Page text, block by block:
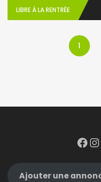
LIBRE À LA RENTRÉE
1
Ajouter une